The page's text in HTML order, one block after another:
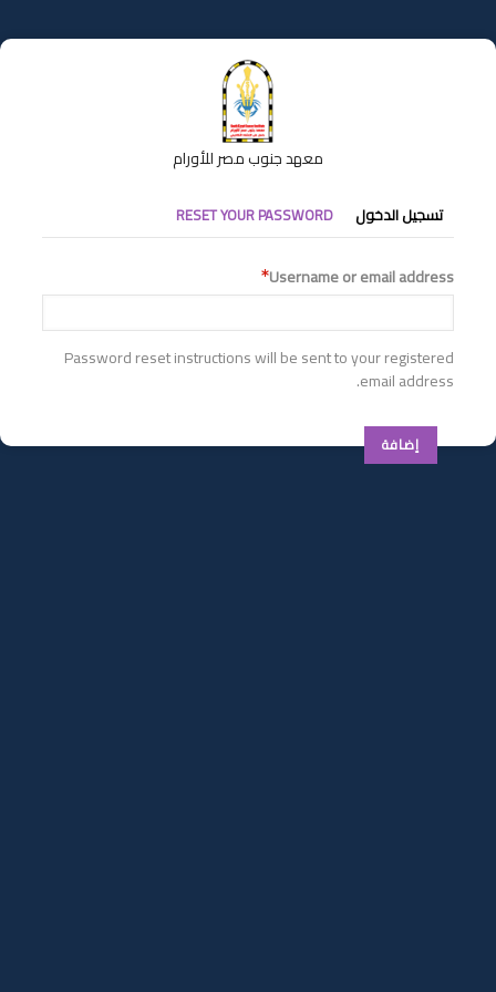
إلى
المحتوى
معهد جنوب مصر للأورام
التبويبات
الأساسية
تسجيل الدخول RESET YOUR PASSWORD
Username or email address
Password reset instructions will be sent to your registered
email address.